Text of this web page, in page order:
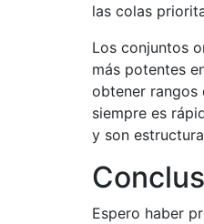
las colas
Los conjuntos
más potentes
obtener rangos
siempre es
y son
Espero haber